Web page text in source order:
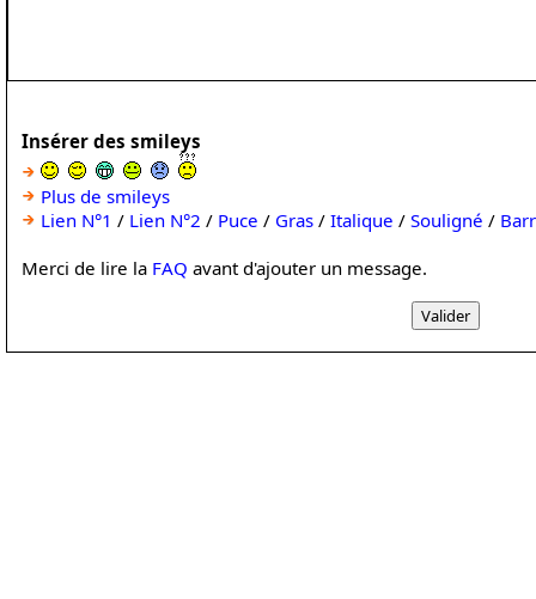
Insérer des smileys
Plus de smileys
Lien N°1 / Lien N°2 / Puce / Gras / Italique / Souligné /
Merci de lire la FAQ avant d'ajouter un message.